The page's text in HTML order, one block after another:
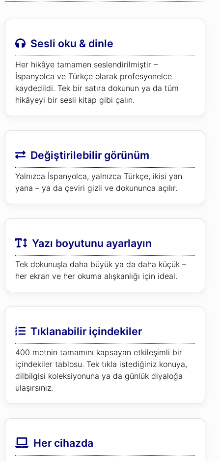
Sesli oku & dinle
Her hikâye tamamen seslendirilmiştir –
İspanyolca ve Türkçe olarak profesyonelce
kaydedildi. Tek bir satıra dokunun ya da tüm
hikâyeyi bir sesli kitap gibi çalın.
Değiştirilebilir görünüm
Yalnızca İspanyolca, yalnızca Türkçe, ikisi yan
yana – ya da çeviri gizli ve dokununca açılır.
Yazı boyutunu ayarlayın
Tek dokunuşla daha büyük ya da daha küçük –
her ekran ve her okuma alışkanlığı için ideal.
Tıklanabilir içindekiler
400 metnin tamamını kapsayan etkileşimli bir
içindekiler tablosu. Tek tıkla istediğiniz konuya,
dilbilgisi koleksiyonuna ya da günlük diyaloğa
ulaşırsınız.
Her cihazda